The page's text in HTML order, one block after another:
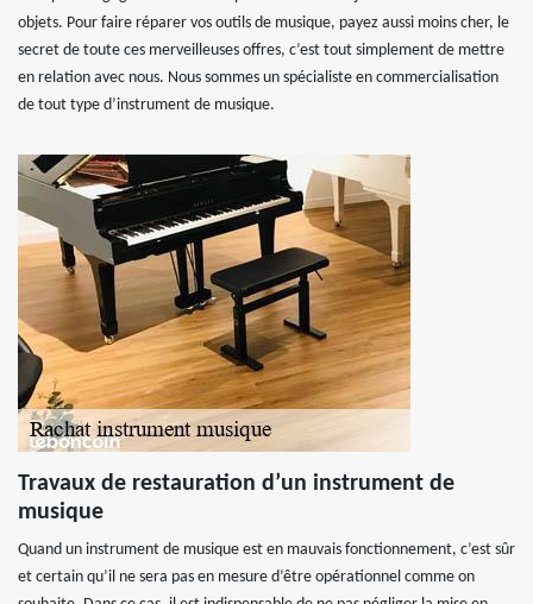
objets. Pour faire réparer vos outils de musique, payez aussi moins cher, le
secret de toute ces merveilleuses offres, c’est tout simplement de mettre
en relation avec nous. Nous sommes un spécialiste en commercialisation
de tout type d’instrument de musique.
Travaux de restauration d’un instrument de
musique
Quand un instrument de musique est en mauvais fonctionnement, c’est sûr
et certain qu’il ne sera pas en mesure d’être opérationnel comme on